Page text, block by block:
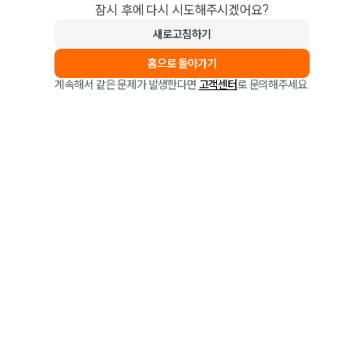
잠시 후에 다시 시도해주시겠어요?
새로고침하기
홈으로 돌아가기
계속해서 같은 문제가 발생한다면 고객센터로 문의해주세요.